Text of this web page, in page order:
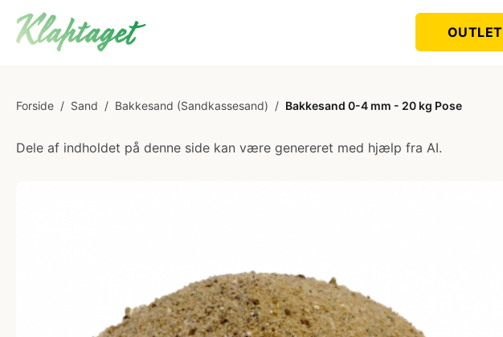
OUTLET
Forside / Sand / Bakkesand (Sandkassesand) / Bakkesand 0-4 mm - 20 kg Pose
Dele af indholdet på denne side kan være genereret med hjælp fra AI.